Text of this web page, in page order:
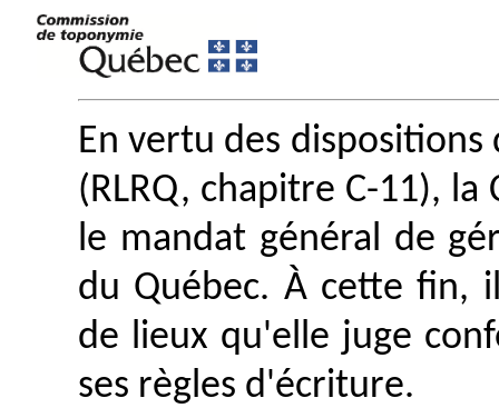
En vertu des dispositions
(RLRQ, chapitre C-11),
le mandat général de
du Québec. À cette fin,
de lieux qu'elle juge
ses règles d'écriture.